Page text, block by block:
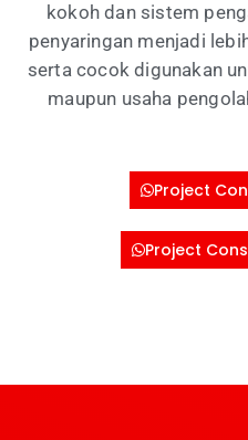
kokoh dan sistem
penyaringan menjadi
serta cocok digunakan
maupun usaha
Project
Project